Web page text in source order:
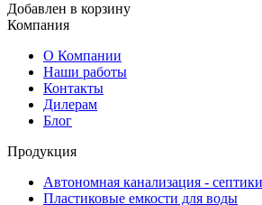
Добавлен в корзину
Компания
О Компании
Наши работы
Контакты
Дилерам
Блог
Продукция
Автономная канализация - септики
Пластиковые емкости для воды